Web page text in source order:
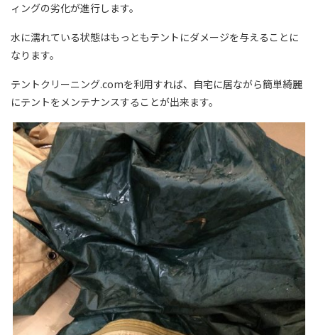
ィングの劣化が進行します。
水に濡れている状態はもっともテントにダメージを与えることに
なります。
テントクリーニング.comを利用すれば、自宅に居ながら簡単綺麗
にテントをメンテナンスすることが出来ます。